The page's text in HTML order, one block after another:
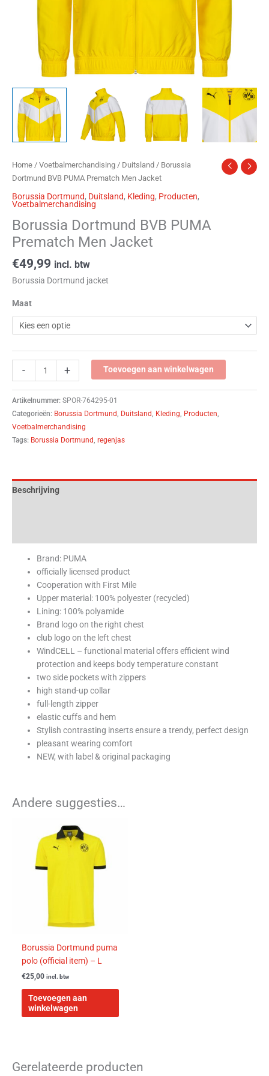
Home / Voetbalmerchandising / Duitsland / Borussia
Dortmund BVB PUMA Prematch Men Jacket
Borussia Dortmund, Duitsland, Kleding, Producten,
Voetbalmerchandising
Borussia Dortmund BVB PUMA
Prematch Men Jacket
€49,99 incl. btw
Borussia Dortmund jacket
Maat
- + Toevoegen aan winkelwagen
Artikelnummer: SPOR-764295-01
Categorieën: Borussia Dortmund Duitsland Kleding Producten
Voetbalmerchandising
Tags: Borussia Dortmund regenjas
Beschrijving
Brand: PUMA
officially licensed product
Cooperation with First Mile
Upper material: 100% polyester (recycled)
Lining: 100% polyamide
Brand logo on the right chest
club logo on the left chest
WindCELL – functional material offers efficient wind
protection and keeps body temperature constant
two side pockets with zippers
high stand-up collar
full-length zipper
elastic cuffs and hem
Stylish contrasting inserts ensure a trendy, perfect design
pleasant wearing comfort
NEW, with label & original packaging
Andere suggesties…
Borussia Dortmund puma
polo (official item) – L
€25,00 incl. btw
Toevoegen aan
winkelwagen
Gerelateerde producten